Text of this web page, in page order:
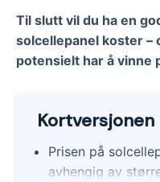
Til slutt vil du ha en
solcellepanel koster –
potensielt har å vinne
Kortversjonen
Prisen på
avhengig av